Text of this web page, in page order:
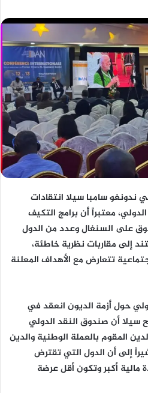
ندونغو سامبا سيلا انتقادات
، معتبراً أن برامج التكيف
على السنغال وعدد من الدول
إلى مقاربات نظرية خاطئة،
تتعارض مع الأهداف المعلنة
حول أزمة الديون انعقد في
سيلا أن صندوق النقد الدولي
المقوم بالعملة الوطنية والدين
إلى أن الدول التي تقترض
مالية أكبر وتكون أقل عرضة